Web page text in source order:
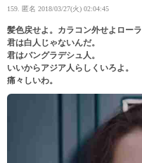
159. 匿名 2018/03/27(火) 02:04:45
髪色戻せよ。カラコン外せよローラ
君は白人じゃないんだ。
君はバングラデシュ人。
いいからアジア人らしくいろよ。
痛々しいわ。